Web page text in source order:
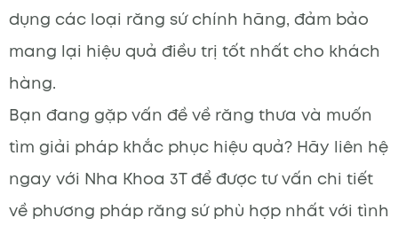
dụng các loại răng sứ chính hãng, đảm bảo
mang lại hiệu quả điều trị tốt nhất cho khách
hàng.
Bạn đang gặp vấn đề về răng thưa và muốn
tìm giải pháp khắc phục hiệu quả? Hãy liên hệ
ngay với Nha Khoa 3T để được tư vấn chi tiết
về phương pháp răng sứ phù hợp nhất với tình